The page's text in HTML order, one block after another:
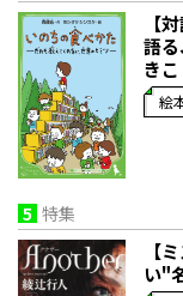
【
語
きこ
絵
5 特集
【
い"